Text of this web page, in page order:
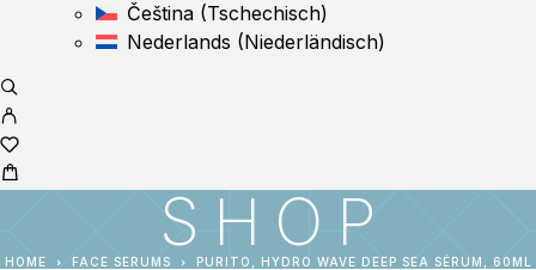
Čeština (Tschechisch)
Nederlands (Niederländisch)
SHOP
HOME FACE SERUMS PURITO, HYDRO WAVE DEEP SEA SÉRUM, 60ML